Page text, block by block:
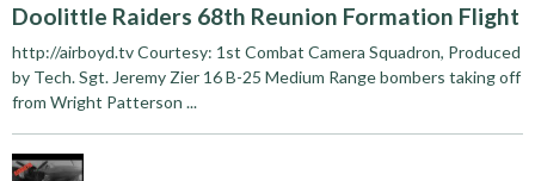
Doolittle Raiders 68th Reunion Formation Flight
http://airboyd.tv Courtesy: 1st Combat Camera Squadron, Produced
by Tech. Sgt. Jeremy Zier 16 B-25 Medium Range bombers taking off
from Wright Patterson ...